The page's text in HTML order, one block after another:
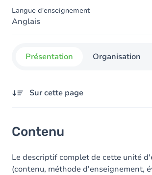
Langue d'enseignement
Anglais
Présentation Organisation
Sur cette page
Contenu
Le descriptif complet de cette unité
(contenu, méthode d'enseignement,